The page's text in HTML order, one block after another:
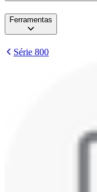
Ferramentas
Série 800